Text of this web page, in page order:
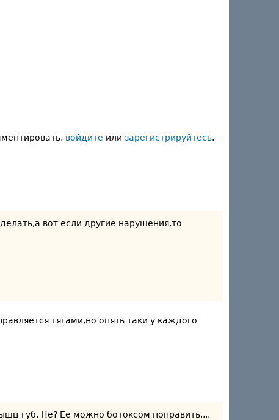
войдите или зарегистрируйтесь.
вот если другие нарушения,то
тягами,но опять таки у каждого
губ. Не? Ее можно ботоксом поправить....